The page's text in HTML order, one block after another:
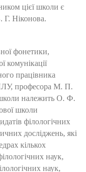
цієї школи є
Г. Ніконова.
фонетики,
комунікації
працівника
професора М. П.
належить О. Ф.
школи
філологічних
досліджень, які
кількох
наук,
наук,